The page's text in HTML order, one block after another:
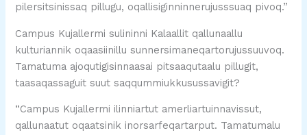
pilersitsinissaq pillugu, oqallisiginninnerujusssuaq pivoq.”
Campus Kujallermi sulininni Kalaallit qallunaallu
kulturiannik oqaasiinillu sunnersimaneqartorujussuuvoq.
Tamatuma ajoqutigisinnaasai pitsaaqutaalu pillugit,
taasaqassaguit suut saqqummiukkusussavigit?
“Campus Kujallermi ilinniartut amerliartuinnavissut,
qallunaatut oqaatsinik inorsarfeqartarput. Tamatumalu